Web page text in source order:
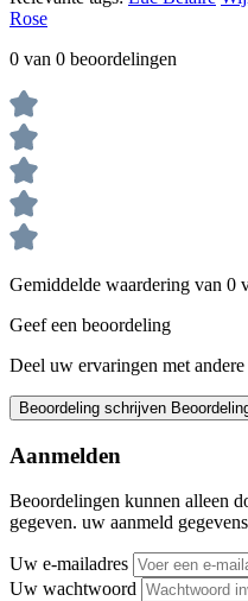
Rose
0 van 0 beoordelingen
Gemiddelde waardering van 0
Geef een beoordeling
Deel uw ervaringen met
Beoordeling schrijven
Aanmelden
Beoordelingen kunnen alleen
gegeven. uw aanmeld
Uw e-mailadres
Uw wachtwoord